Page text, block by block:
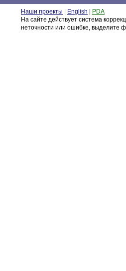
Наши проекты English
PDA
На сайте действует система
неточности или ошибке, выделите